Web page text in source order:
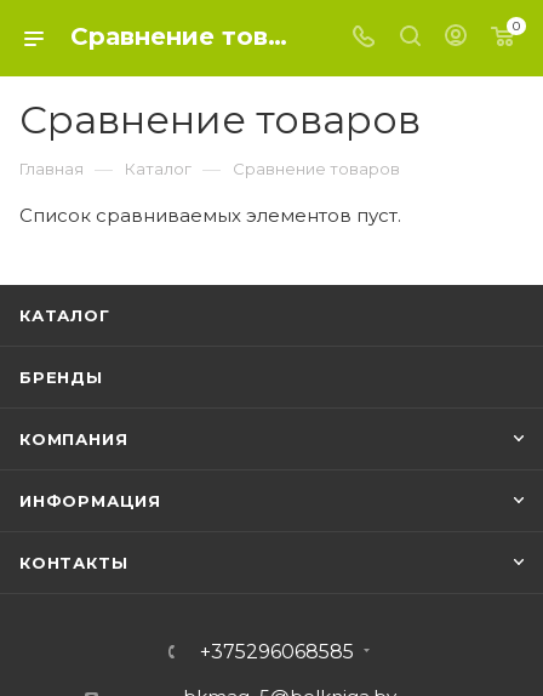
Сравнение товаров 0
Сравнение товаров
Главная — Каталог — Сравнение товаров
Список сравниваемых элементов пуст.
КАТАЛОГ
БРЕНДЫ
КОМПАНИЯ
ИНФОРМАЦИЯ
КОНТАКТЫ
+375296068585